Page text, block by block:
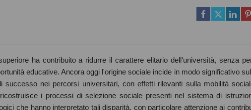
ha contribuito a ridurre il carattere elitario dell'università, senza
educative. Ancora oggi l'origine sociale incide in modo significativo
nei percorsi universitari, con effetti rilevanti sulla mobilità
i processi di selezione sociale presenti nel sistema di
che hanno interpretato tali disparità, con particolare attenzione ai